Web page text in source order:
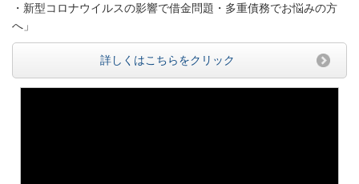
・新型コロナウイルスの影響で借金問題・多重債務でお悩みの方
へ」
詳しくはこちらをクリック